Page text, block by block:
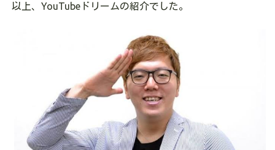
以上、YouTubeドリームの紹介でした。